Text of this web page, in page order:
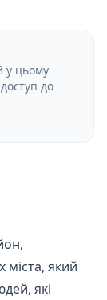
у цьому
до
міста, який
які